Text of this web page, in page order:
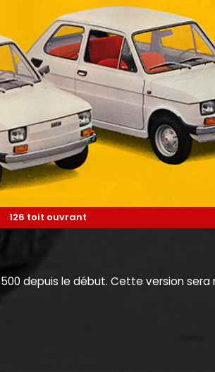
126 toit ouvrant
depuis le début. Cette version